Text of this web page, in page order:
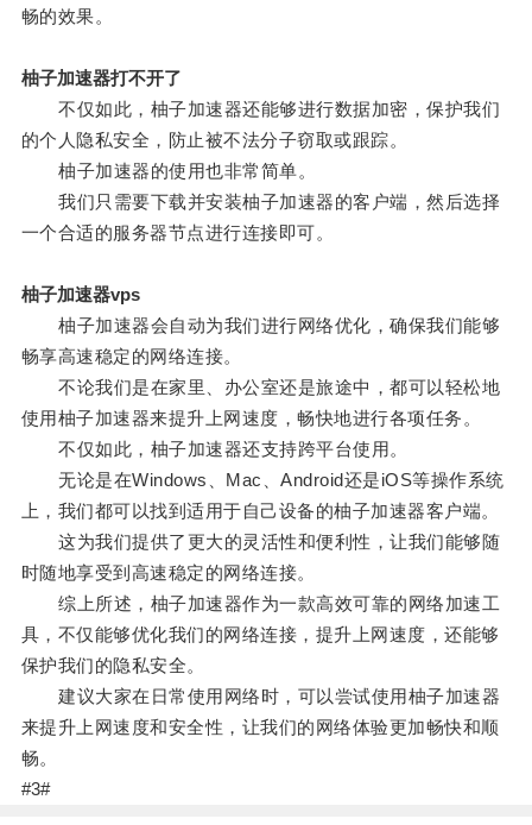
畅的效果。
柚子加速器打不开了
不仅如此，柚子加速器还能够进行数据加密，保护我们
的个人隐私安全，防止被不法分子窃取或跟踪。
柚子加速器的使用也非常简单。
我们只需要下载并安装柚子加速器的客户端，然后选择
一个合适的服务器节点进行连接即可。
柚子加速器vps
柚子加速器会自动为我们进行网络优化，确保我们能够
畅享高速稳定的网络连接。
不论我们是在家里、办公室还是旅途中，都可以轻松地
使用柚子加速器来提升上网速度，畅快地进行各项任务。
不仅如此，柚子加速器还支持跨平台使用。
无论是在Windows、Mac、Android还是iOS等操作系统
上，我们都可以找到适用于自己设备的柚子加速器客户端。
这为我们提供了更大的灵活性和便利性，让我们能够随
时随地享受到高速稳定的网络连接。
综上所述，柚子加速器作为一款高效可靠的网络加速工
具，不仅能够优化我们的网络连接，提升上网速度，还能够
保护我们的隐私安全。
建议大家在日常使用网络时，可以尝试使用柚子加速器
来提升上网速度和安全性，让我们的网络体验更加畅快和顺
畅。
#3#